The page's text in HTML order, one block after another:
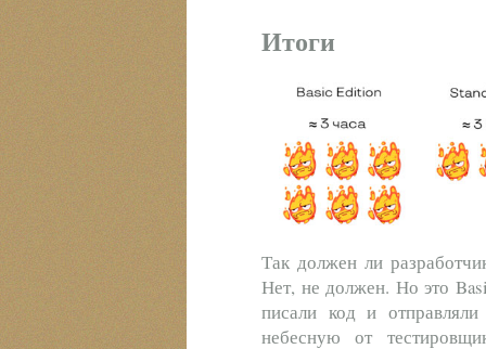
Итоги
Так должен ли
Нет, не должен. Но это
писали код и
небесную от